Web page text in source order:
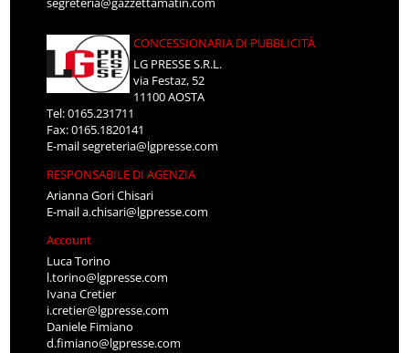
CONCESSIONARIA DI PUBBLICITÀ
LG PRESSE S.R.L.
via Festaz, 52
11100 AOSTA
Tel: 0165.231711
Fax: 0165.1820141
E-mailsegreteria@lgpresse.com
RESPONSABILE DI AGENZIA
Arianna Gori Chisari
E-maila.chisari@lgpresse.com
Account
Luca Torino
l.torino@lgpresse.com
Ivana Cretier
i.cretier@lgpresse.com
Daniele Fimiano
d.fimiano@lgpresse.com